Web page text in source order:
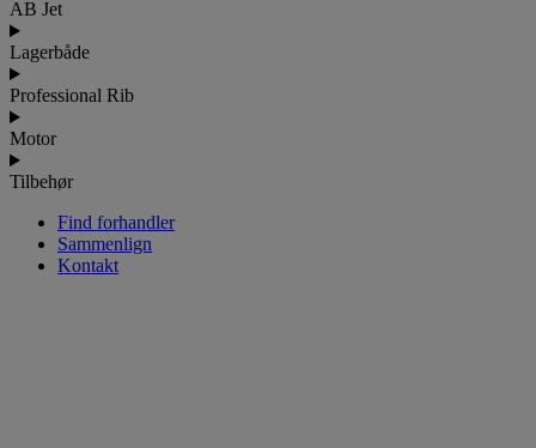
AB Jet
Lagerbåde
Professional Rib
Motor
Tilbehør
Find forhandler
Sammenlign
Kontakt